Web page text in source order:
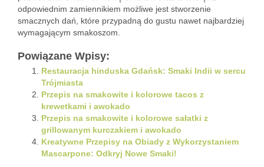
odpowiednim zamiennikiem możliwe jest stworzenie
smacznych dań, które przypadną do gustu nawet najbardziej
wymagającym smakoszom.
Powiązane Wpisy:
Restauracja hinduska Gdańsk: Smaki Indii w sercu
Trójmiasta
Przepis na smakowite i kolorowe tacos z
krewetkami i awokado
Przepis na smakowite i kolorowe sałatki z
grillowanym kurczakiem i awokado
Kreatywne Przepisy na Obiady z Wykorzystaniem
Mascarpone: Odkryj Nowe Smaki!